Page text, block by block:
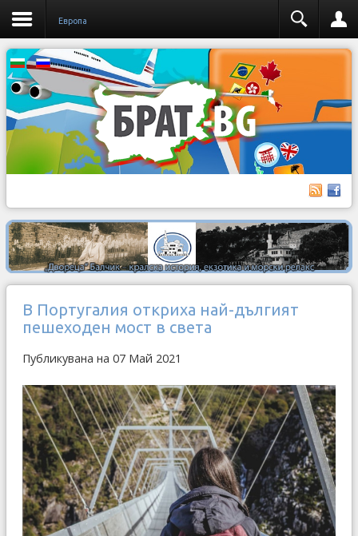
Европа
В Португалия откриха най-дългият
пешеходен мост в света
Публикувана на 07 Май 2021